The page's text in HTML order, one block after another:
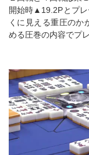
開始時▲19.2Pとプレ
くに見える重圧のか
める圧巻の内容でプ